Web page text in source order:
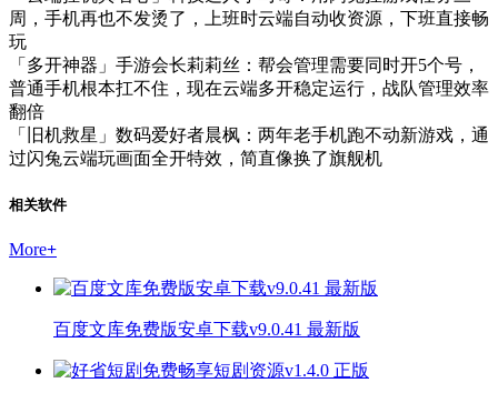
周，手机再也不发烫了，上班时云端自动收资源，下班直接畅
玩
「多开神器」手游会长莉莉丝：帮会管理需要同时开5个号，
普通手机根本扛不住，现在云端多开稳定运行，战队管理效率
翻倍
「旧机救星」数码爱好者晨枫：两年老手机跑不动新游戏，通
过闪兔云端玩画面全开特效，简直像换了旗舰机
相关软件
More+
百度文库免费版安卓下载v9.0.41 最新版